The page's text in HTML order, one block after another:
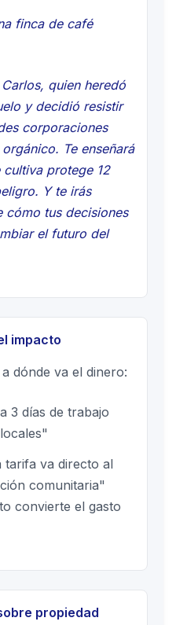
finca de café
quien heredó
y decidió resistir
corporaciones
Te enseñará
protege 12
Y te irás
cómo tus decisiones
el futuro del
impacto
dónde va el dinero:
3 días de trabajo
tarifa va directo al
comunitaria"
convierte el gasto
propiedad